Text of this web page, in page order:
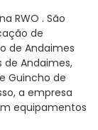
RWO . São
de
de Andaimes
de Andaimes,
Guincho de
a empresa
equipamentos